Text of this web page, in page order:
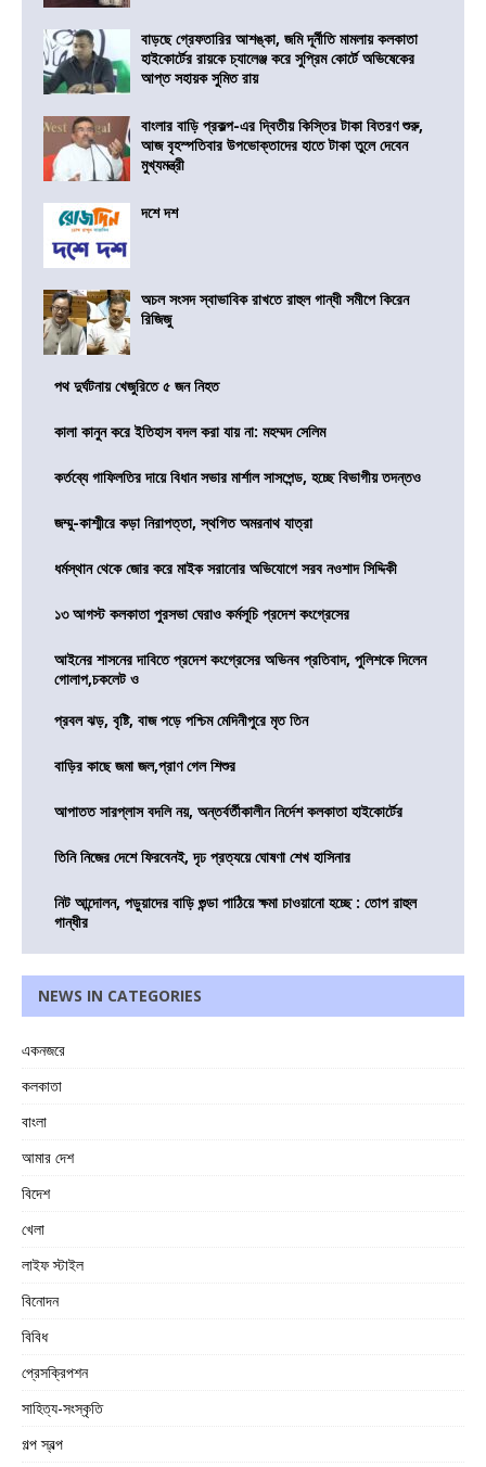
বাড়ছে গ্রেফতারির আশঙ্কা, জমি দূর্নীতি মামলায় কলকাতা
হাইকোর্টের রায়কে চ্যালেঞ্জ করে সুপ্রিম কোর্টে অভিষেকের
আপ্ত সহায়ক সুমিত রায়
বাংলার বাড়ি প্রকল্প-এর দ্বিতীয় কিস্তির টাকা বিতরণ শুরু,
আজ বৃহস্পতিবার উপভোক্তাদের হাতে টাকা তুলে দেবেন
মুখ্যমন্ত্রী
দশে দশ
অচল সংসদ স্বাভাবিক রাখতে রাহুল গান্ধী সমীপে কিরেন
রিজিজু
পথ দুর্ঘটনায় খেজুরিতে ৫ জন নিহত
কালা কানুন করে ইতিহাস বদল করা যায় না: মহম্মদ সেলিম
কর্তব্যে গাফিলতির দায়ে বিধান সভার মার্শাল সাসপেন্ড, হচ্ছে বিভাগীয় তদন্তও
জম্মু-কাশ্মীরে কড়া নিরাপত্তা, স্থগিত অমরনাথ যাত্রা
ধর্মস্থান থেকে জোর করে মাইক সরানোর অভিযোগে সরব নওশাদ সিদ্দিকী
১৩ আগস্ট কলকাতা পুরসভা ঘেরাও কর্মসূচি প্রদেশ কংগ্রেসের
আইনের শাসনের দাবিতে প্রদেশ কংগ্রেসের অভিনব প্রতিবাদ, পুলিশকে দিলেন
গোলাপ,চকলেট ও
প্রবল ঝড়, বৃষ্টি, বাজ পড়ে পশ্চিম মেদিনীপুরে মৃত তিন
বাড়ির কাছে জমা জল,প্রাণ গেল শিশুর
আপাতত সারপ্লাস বদলি নয়, অন্তর্বর্তীকালীন নির্দেশ কলকাতা হাইকোর্টের
তিনি নিজের দেশে ফিরবেনই, দৃঢ প্রত্যয়ে ঘোষণা শেখ হাসিনার
নিট আন্দোলন, পড়ুয়াদের বাড়ি গুন্ডা পাঠিয়ে ক্ষমা চাওয়ানো হচ্ছে : তোপ রাহুল
গান্ধীর
NEWS IN CATEGORIES
একনজরে
কলকাতা
বাংলা
আমার দেশ
বিদেশ
খেলা
লাইফ স্টাইল
বিনোদন
বিবিধ
প্রেসক্রিপশন
সাহিত্য-সংস্কৃতি
গল্প স্বল্প